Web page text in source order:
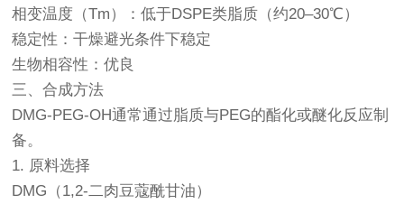
相变温度（Tm）：低于DSPE类脂质（约20–30℃）
稳定性：干燥避光条件下稳定
生物相容性：优良
三、合成方法
DMG-PEG-OH通常通过脂质与PEG的酯化或醚化反应制
备。
1. 原料选择
DMG（1,2-二肉豆蔻酰甘油）